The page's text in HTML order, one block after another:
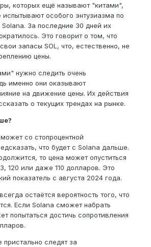
которых ещё называют "китами",
особого энтузиазма по
За последние 30 дней их
Это говорит о том, что
запасы SOL, что, естественно, не
цены.
нужно следить очень
именно они оказывают
на движение цены. Их действия
о текущих трендах на рынке.
со стопроцентной
что будет с Solana дальше.
то цена может опуститься
120 или даже 110 долларов. Это
показатель с августа 2024 года.
остаётся вероятность того, что
Если Solana сможет набрать
попытаться достичь сопротивления
следят за